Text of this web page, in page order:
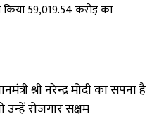
₹59,019.54 करोड़ का
श्री नरेन्द्र मोदी का सपना है
रोजगार सक्षम